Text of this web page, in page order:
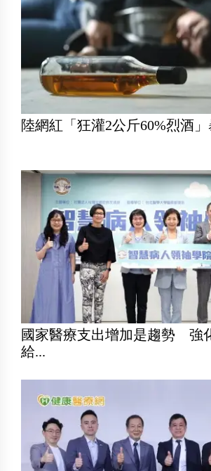
陸網紅「狂灌2公斤60%烈酒
國家醫療支出增加是趨勢 強
給...